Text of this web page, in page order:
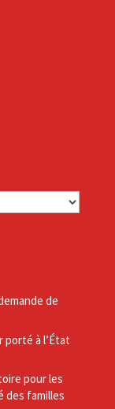
de
à l’État
pour les
des familles